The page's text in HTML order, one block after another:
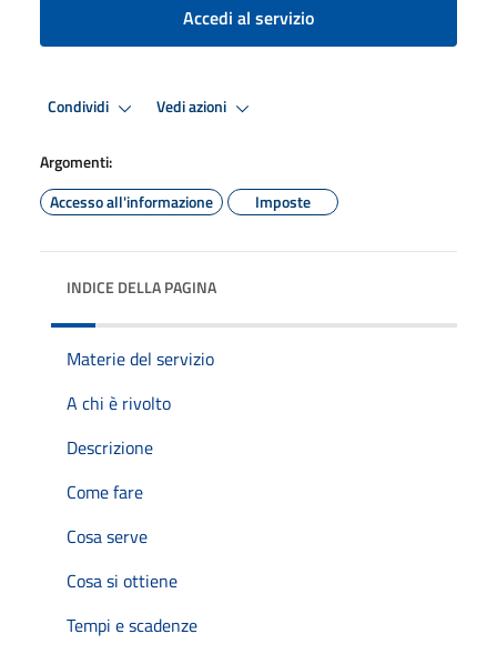
Accedi al servizio
Condividi Vedi azioni
Argomenti:
Accesso all'informazione
Imposte
INDICE DELLA PAGINA
Materie del servizio
A chi è rivolto
Descrizione
Come fare
Cosa serve
Cosa si ottiene
Tempi e scadenze